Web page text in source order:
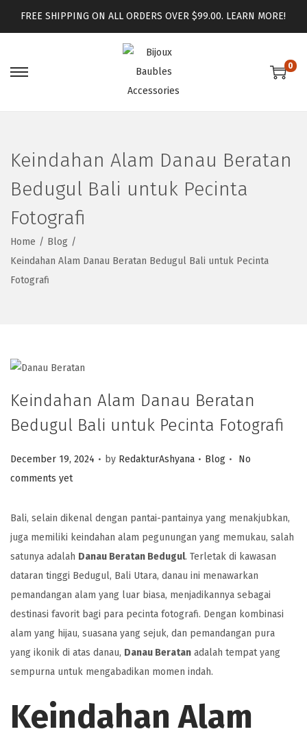
FREE SHIPPING ON ALL ORDERS OVER $99.00. LEARN MORE!
0
Keindahan Alam Danau Beratan
Bedugul Bali untuk Pecinta
Fotografi
Home / Blog /
Keindahan Alam Danau Beratan Bedugul Bali untuk Pecinta
Fotografi
Keindahan Alam Danau Beratan
Bedugul Bali untuk Pecinta Fotografi
Posted on
December 19, 2024 . by RedakturAshyana . Posted in
Blog .
No
comments yet
Bali, selain dikenal dengan pantai-pantainya yang menakjubkan,
juga memiliki keindahan alam pegunungan yang memukau, salah
satunya adalah Danau Beratan Bedugul. Terletak di kawasan
dataran tinggi Bedugul, Bali Utara, danau ini menawarkan
pemandangan alam yang luar biasa, menjadikannya sebagai
destinasi favorit bagi para pecinta fotografi. Dengan kombinasi
alam yang hijau, suasana yang sejuk, dan pemandangan pura
yang ikonik di atas danau, Danau Beratan adalah tempat yang
sempurna untuk mengabadikan momen indah.
Keindahan Alam